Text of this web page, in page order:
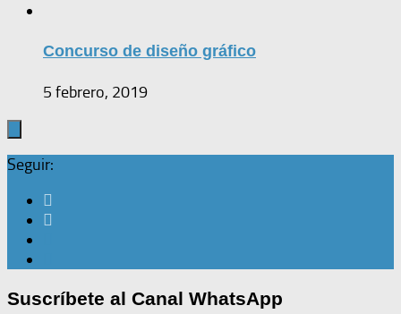
Concurso de diseño gráfico
5 febrero, 2019
Seguir:
Suscríbete al Canal WhatsApp